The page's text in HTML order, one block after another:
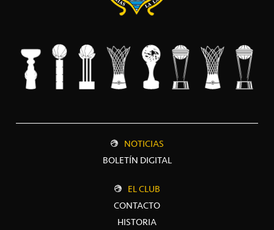
NOTICIAS
BOLETÍN DIGITAL
EL CLUB
CONTACTO
HISTORIA